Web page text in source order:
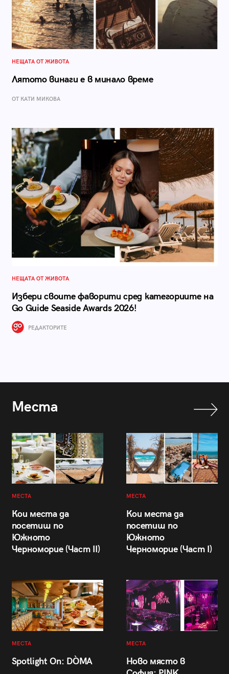
НЕЩАТА ОТ ЖИВОТА
Лятото винаги е в минало време
ОТ КАТИ МИКОВА
НЕЩАТА ОТ ЖИВОТА
Избери своите фаворити сред категориите на
Go Guide Seaside Awards 2026!
РЕДАКТОРИТЕ
Места
МЕСТА
Кои места да
посетиш по
Южното
Черноморие (Част II)
МЕСТА
Кои места да
посетиш по
Южното
Черноморие (Част I)
МЕСТА
Spotlight On: DÒMA
МЕСТА
Ново място в